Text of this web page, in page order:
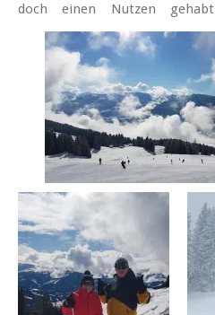
doch einen Nutzen gehabt